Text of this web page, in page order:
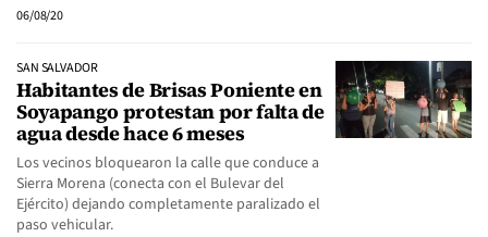
06/08/20
SAN SALVADOR
Habitantes de Brisas Poniente en
Soyapango protestan por falta de
agua desde hace 6 meses
Los vecinos bloquearon la calle que conduce a
Sierra Morena (conecta con el Bulevar del
Ejército) dejando completamente paralizado el
paso vehicular.